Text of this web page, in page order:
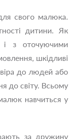
свого малюка.
дитини. Як
і з оточуючими
шкідливі
до людей або
до світу. Всьому
навчиться у
за дружину